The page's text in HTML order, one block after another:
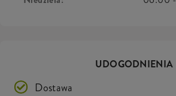
UDOGODNIENIA
Dostawa